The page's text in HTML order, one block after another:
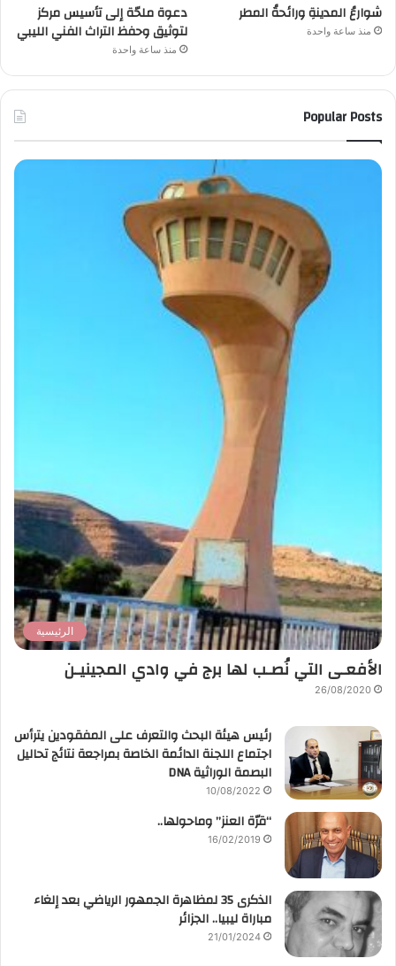
شوارعُ المدينةِ ورائحةُ المطر
منذ ساعة واحدة
دعوة ملحّة إلى تأسيس مركز
لتوثيق وحفظ التراث الفني الليبي
منذ ساعة واحدة
Popular Posts
الرئيسية
الأفعـى التي نُصـب لها برج في وادي المجينيـن
26/08/2020
رئيس هيئة البحث والتعرف على المفقودين يترأس
اجتماع اللجنة الدائمة الخاصة بمراجعة نتائج تحاليل
البصمة الوراثية DNA
10/08/2022
“قرّة العنز” وماحولها..
16/02/2019
الذكرى 35 لمظاهرة الجمهور الرياضي بعد إلغاء
مباراة ليبيا.. الجزائر
21/01/2024